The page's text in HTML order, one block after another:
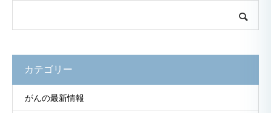
カテゴリー
がんの最新情報